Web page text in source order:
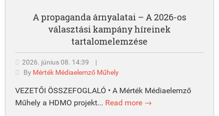
A propaganda árnyalatai – A 2026-os
választási kampány híreinek
tartalomelemzése
2026. június 08. 14:39
|
By Mérték Médiaelemző Műhely
VEZETŐI ÖSSZEFOGLALÓ • A Mérték Médiaelemző
Műhely a HDMO projekt... Read more →